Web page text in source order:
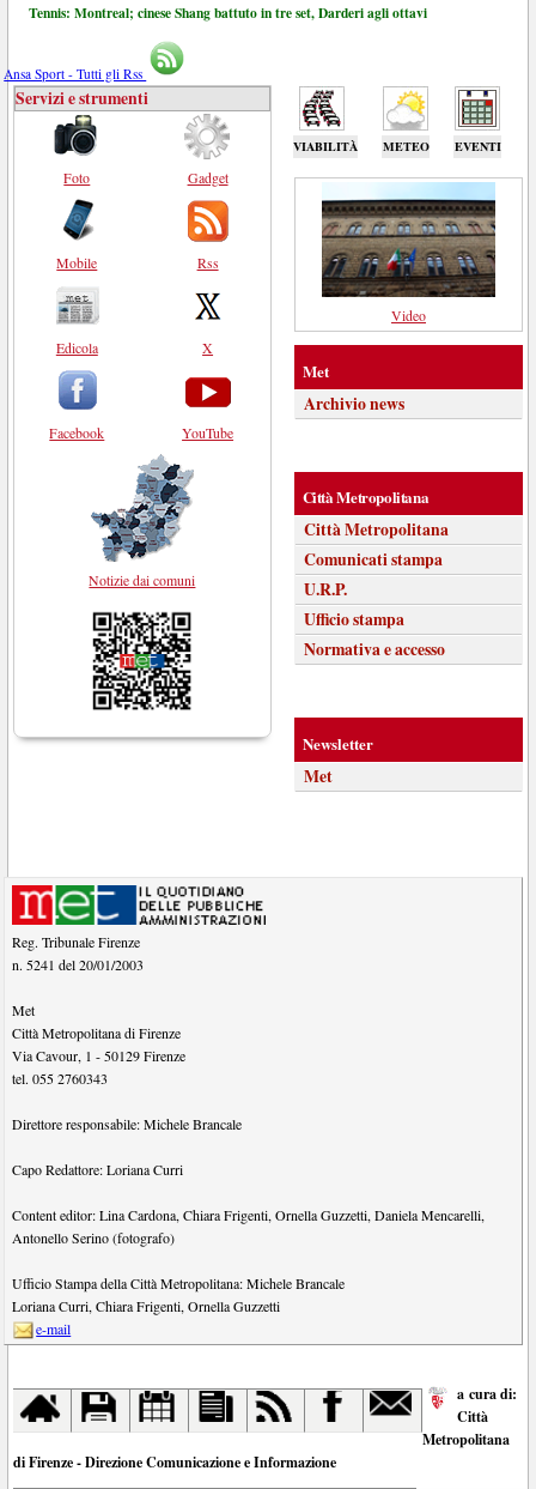
Tennis: Montreal; cinese Shang battuto in tre set, Darderi agli ottavi
Ansa Sport - Tutti gli Rss
VIABILITÀ METEO EVENTI
Servizi e strumenti
Foto
Mobile
Edicola
Facebook
Gadget
Rss
X
YouTube
Notizie dai comuni
Video
Met
Archivio news
Città Metropolitana
Città Metropolitana
Comunicati stampa
U.R.P.
Ufficio stampa
Normativa e accesso
Newsletter
Met
Reg. Tribunale Firenze
n. 5241 del 20/01/2003
Met
Città Metropolitana di Firenze
Via Cavour, 1 -50129 Firenze
tel.055 2760343
Direttore responsabile:Michele Brancale
Capo Redattore:Loriana Curri
Content editor:Lina Cardona,Chiara Frigenti,Ornella Guzzetti,Daniela Mencarelli,
Antonello Serino (fotografo)
Ufficio Stampa della Città Metropolitana:Michele Brancale
Loriana Curri,Chiara Frigenti,Ornella Guzzetti
e-mail
a cura di:
Città
Metropolitana
di Firenze - Direzione Comunicazione e Informazione